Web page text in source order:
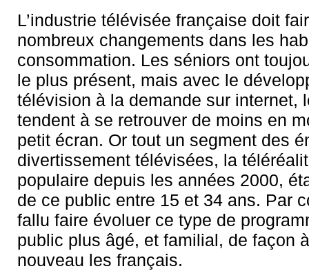
L’industrie télévisée française doit
nombreux changements dans les
consommation. Les séniors ont
le plus présent, mais avec le
télévision à la demande sur internet,
tendent à se retrouver de moins en
petit écran. Or tout un segment des
divertissement télévisées, la
populaire depuis les années 2000,
de ce public entre 15 et 34 ans. Par
fallu faire évoluer ce type de
public plus âgé, et familial, de façon
nouveau les français.